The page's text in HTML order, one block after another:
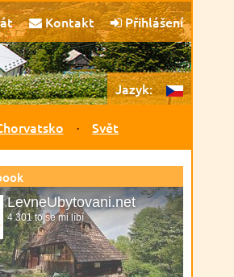
Kontakt Přihlášení
Jazyk:
Svět
LevneUbytovani.net
4 301 to se mi líbí